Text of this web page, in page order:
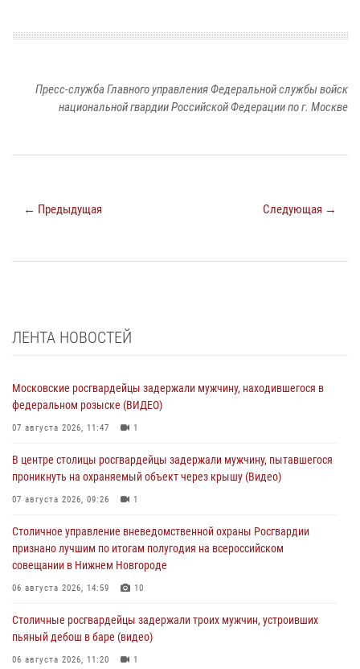
Пресс-служба Главного управления Федеральной службы войск
национальной гвардии Российской Федерации по г. Москве
← Предыдущая Следующая →
ЛЕНТА НОВОСТЕЙ
Московские росгвардейцы задержали мужчину, находившегося в
федеральном розыске (ВИДЕО)
07 августа 2026, 11:47 1
В центре столицы росгвардейцы задержали мужчину, пытавшегося
проникнуть на охраняемый объект через крышу (Видео)
07 августа 2026, 09:26 1
Столичное управление вневедомственной охраны Росгвардии
признано лучшим по итогам полугодия на всероссийском
совещании в Нижнем Новгороде
06 августа 2026, 14:59 10
Столичные росгвардейцы задержали троих мужчин, устроивших
пьяный дебош в баре (видео)
06 августа 2026, 11:20 1